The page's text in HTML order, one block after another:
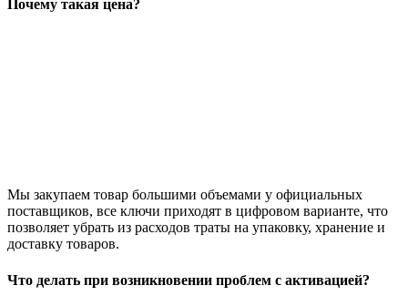
Почему такая цена?
Мы закупаем товар большими объемами у официальных
поставщиков, все ключи приходят в цифровом варианте, что
позволяет убрать из расходов траты на упаковку, хранение и
доставку товаров.
Что делать при возникновении проблем с активацией?